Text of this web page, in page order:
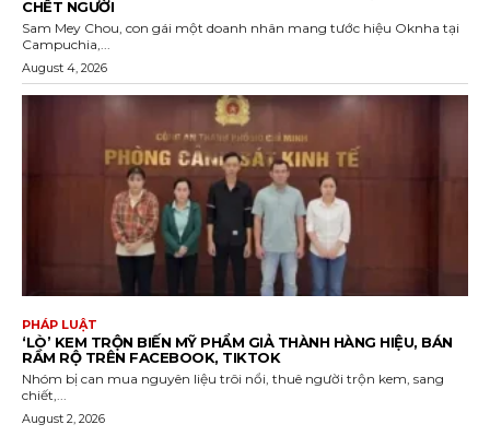
CHẾT NGƯỜI
Sam Mey Chou, con gái một doanh nhân mang tước hiệu Oknha tại
Campuchia,...
August 4, 2026
PHÁP LUẬT
‘LÒ’ KEM TRỘN BIẾN MỸ PHẨM GIẢ THÀNH HÀNG HIỆU, BÁN
RẦM RỘ TRÊN FACEBOOK, TIKTOK
Nhóm bị can mua nguyên liệu trôi nổi, thuê người trộn kem, sang
chiết,...
August 2, 2026